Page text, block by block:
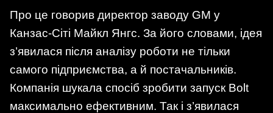
Про це говорив директор заводу GM у
Канзас-Сіті Майкл Янгс. За його словами, ідея
з’явилася після аналізу роботи не тільки
самого підприємства, а й постачальників.
Компанія шукала спосіб зробити запуск Bolt
максимально ефективним. Так і з’явилася